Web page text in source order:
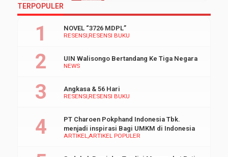
Islam (FEBI) ini menghadirkan
terselenggara melalui platform
140 akun maba FEBI UIN
bertujuan […]
TERPOPULER
RESENSI RESENSI BUKU
NOVEL “3726 MDPL”
NEWS
UIN Walisongo Bertandang Ke Tiga Negara
RESENSI RESENSI BUKU
Angkasa & 56 Hari
ARTIKELARTIKEL POPULER
PT Charoen Pokphand Indonesia Tbk.
menjadi inspirasi Bagi UMKM di Indonesia